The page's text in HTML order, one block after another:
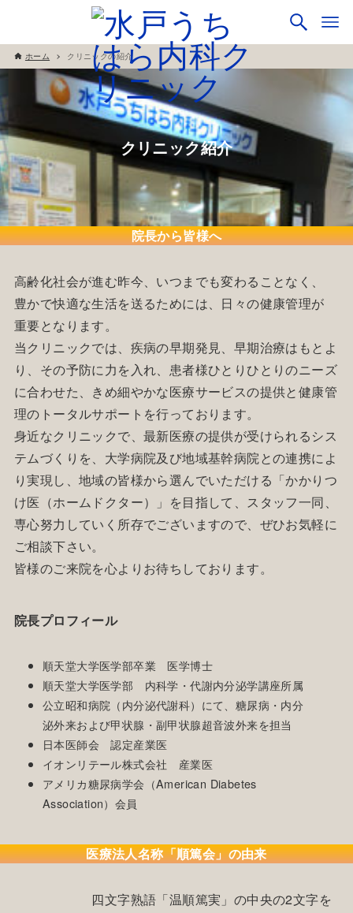
ホーム クリニックの紹介
クリニック紹介
院長から皆様へ
高齢化社会が進む昨今、いつまでも変わることなく、
豊かで快適な生活を送るためには、日々の健康管理が
重要となります。
当クリニックでは、疾病の早期発見、早期治療はもとよ
り、その予防に力を入れ、患者様ひとりひとりのニーズ
に合わせた、きめ細やかな医療サービスの提供と健康管
理のトータルサポートを行っております。
身近なクリニックで、最新医療の提供が受けられるシス
テムづくりを、大学病院及び地域基幹病院との連携によ
り実現し、地域の皆様から選んでいただける「かかりつ
け医（ホームドクター）」を目指して、スタッフ一同、
専心努力していく所存でございますので、ぜひお気軽に
ご相談下さい。
皆様のご来院を心よりお待ちしております。
院長プロフィール
順天堂大学医学部卒業 医学博士
順天堂大学医学部 内科学・代謝内分泌学講座所属
公立昭和病院（内分泌代謝科）にて、糖尿病・内分
泌外来および甲状腺・副甲状腺超音波外来を担当
日本医師会 認定産業医
イオンリテール株式会社 産業医
アメリカ糖尿病学会（American Diabetes
Association）会員
医療法人名称「順篤会」の由来
四文字熟語「温順篤実」の中央の2文字を